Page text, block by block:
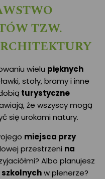
TZW.
wielu pięknych
stoły, bramy i inne
turystyczne
że wszyscy mogą
się urokami natury.
miejsca przy
przestrzeni na
Albo planujesz
szkolnychw plenerze?